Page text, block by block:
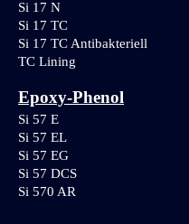
Si 17 N
Si 17 TC
Si 17 TC Antibakteriell
TC Lining
Epoxy-Phenol
Si 57 E
Si 57 EL
Si 57 EG
Si 57 DCS
Si 570 AR